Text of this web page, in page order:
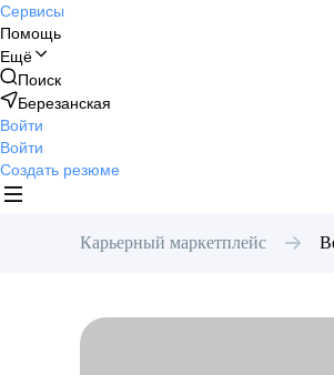
Сервисы
Помощь
Ещё
Поиск
Березанская
Войти
Войти
Создать резюме
Карьерный маркетплейс